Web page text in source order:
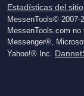
Estadísticas del sitio
MessenTools© 2007-
MessenTools.com
Messenger®,
Yahoo!® Inc.